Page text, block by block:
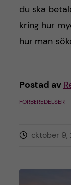
du ska
kring hur
hur man
Postad av
FÖRBEREDELSER
oktober 9,